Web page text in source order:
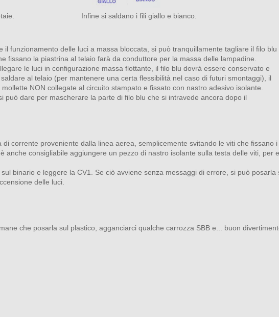
Infine si saldano i fili giallo e bianco.
il funzionamento delle luci a massa bloccata, si può tranquillamente tagliare il filo
fissano la piastrina al telaio farà da conduttore per la massa delle lampadine.
le luci in configurazione massa flottante, il filo blu dovrà essere conservato e
al telaio (per mantenere una certa flessibilità nel caso di futuri smontaggi), il
NON collegate al circuito stampato e fissato con nastro adesivo isolante.
può dare per mascherare la parte di filo blu che si intravede ancora dopo il
corrente proveniente dalla linea aerea, semplicemente svitando le viti che fissano
anche consigliabile aggiungere un pezzo di nastro isolante sulla testa delle viti, per
binario e leggere la CV1. Se ciò avviene senza messaggi di errore, si può
delle luci.
che posarla sul plastico, agganciarci qualche carrozza SBB e... buon